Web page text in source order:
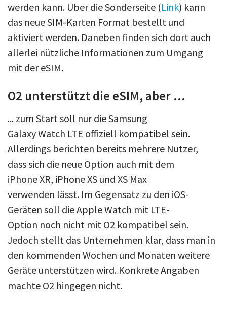
werden kann. Über die Sonderseite (Link) kann
das neue SIM-Karten Format bestellt und
aktiviert werden. Daneben finden sich dort auch
allerlei nützliche Informationen zum Umgang
mit der eSIM.
O2 unterstützt die eSIM, aber ...
... zum Start soll nur die Samsung
Galaxy Watch LTE offiziell kompatibel sein.
Allerdings berichten bereits mehrere Nutzer,
dass sich die neue Option auch mit dem
iPhone XR, iPhone XS und XS Max
verwenden lässt. Im Gegensatz zu den iOS-
Geräten soll die Apple Watch mit LTE-
Option noch nicht mit O2 kompatibel sein.
Jedoch stellt das Unternehmen klar, dass man in
den kommenden Wochen und Monaten weitere
Geräte unterstützen wird. Konkrete Angaben
machte O2 hingegen nicht.